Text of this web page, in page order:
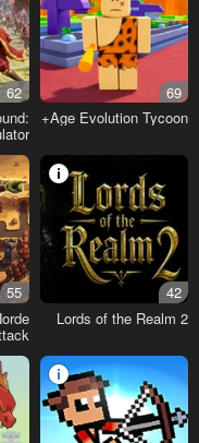
69
Age Evolution Tycoon+
62
42
Lords of the Realm 2
55